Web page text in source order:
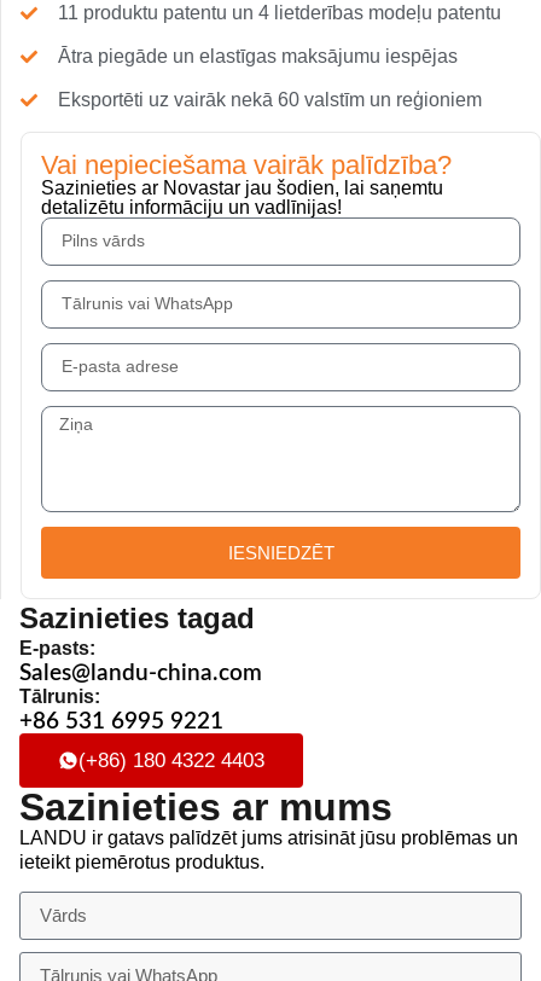
11 produktu patentu un 4 lietderības modeļu patentu
Ātra piegāde un elastīgas maksājumu iespējas
Eksportēti uz vairāk nekā 60 valstīm un reģioniem
Vai nepieciešama vairāk palīdzība?
Sazinieties ar Novastar jau šodien, lai saņemtu
detalizētu informāciju un vadlīnijas!
IESNIEDZĒT
Sazinieties tagad
E-pasts:
Sales@landu-china.com
Tālrunis:
+86 531 6995 9221
(+86) 180 4322 4403
Sazinieties ar mums
LANDU ir gatavs palīdzēt jums atrisināt jūsu problēmas un
ieteikt piemērotus produktus.